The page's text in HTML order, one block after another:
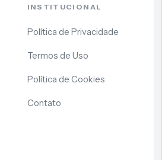
INSTITUCIONAL
Política de Privacidade
Termos de Uso
Política de Cookies
Contato